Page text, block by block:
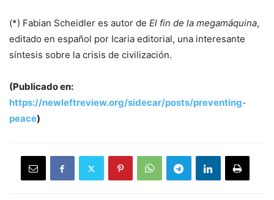
(*) Fabian Scheidler es autor de El fin de la megamáquina,
editado en español por Icaria editorial, una interesante
síntesis sobre la crisis de civilización.
(Publicado en:
https://newleftreview.org/sidecar/posts/preventing-
peace)